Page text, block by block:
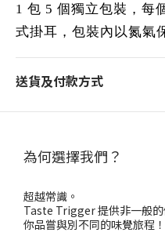
1 包 5 個獨立包裝，每
式掛耳，包裝內以氮氣
送貨及付款方式
為何選擇我們？
超越常識。
Taste Trigger 提供非一般
你品嘗與別不同的味覺旅程！